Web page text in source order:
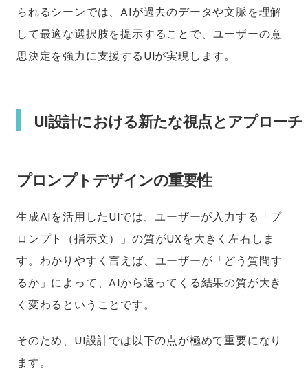
られるシーンでは、AIが過去のデータや文脈を理解
して最適な選択肢を提示することで、ユーザーの意
思決定を強力に支援するUIが実現します。
UI設計における新たな視点とアプローチ
プロンプトデザインの重要性
生成AIを活用したUIでは、ユーザーが入力する「プ
ロンプト（指示文）」の質がUXを大きく左右しま
す。わかりやすく言えば、ユーザーが「どう質問す
るか」によって、AIから返ってくる結果の質が大き
く変わるということです。
そのため、UI設計では以下の点が極めて重要になり
ます。